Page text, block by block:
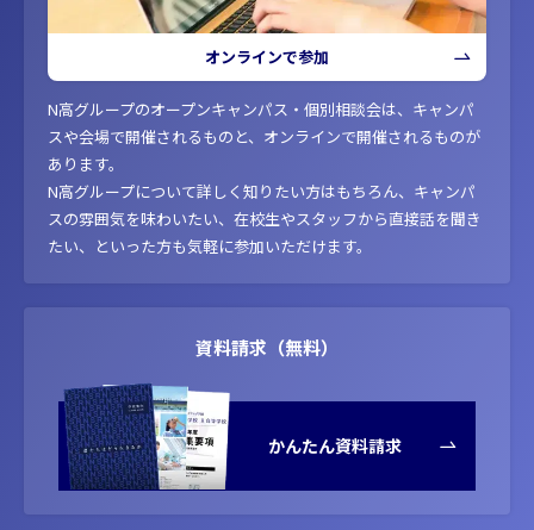
オンラインで参加
N高グループのオープンキャンパス・個別相談会は、キャンパ
スや会場で開催されるものと、オンラインで開催されるものが
あります。
N高グループについて詳しく知りたい方はもちろん、キャンパ
スの雰囲気を味わいたい、在校生やスタッフから直接話を聞き
たい、といった方も気軽に参加いただけます。
資料請求（無料）
かんたん資料請求